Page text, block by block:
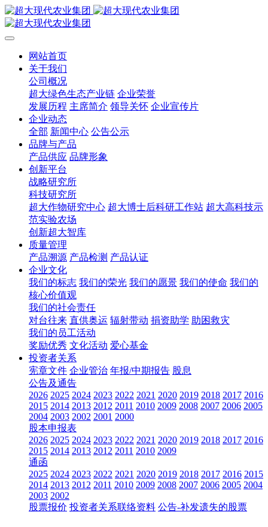
网站首页
关于我们
公司概况
超大绿色生态产业链 企业荣誉
发展历程 主席简介 领导关怀 企业宣传片
企业动态
全部 新闻中心 公告公示
品牌与产品
产品供应 品牌形象
创新平台
战略研究所
科技研究所
超大作物研究中心 超大博士后科研工作站 超大高科技示
范实验农场
创新超大智库
质量管理
产品溯源 产品检测 产品认证
企业文化
我们的标志 我们的荣光 我们的愿景 我们的使命 我们的
核心价值观
我们的社会责任
对台往来 直供奥运 辐射带动 捐资助学 助困救灾
我们的员工活动
奖励优秀 文化活动 爱心基金
投资者关系
宪章文件 企业管治 年报/中期报告 股息
公告及通告
2026 2025 2024 2023 2022 2021 2020 2019 2018 2017 2016
2015 2014 2013 2012 2011 2010 2009 2008 2007 2006 2005
2004 2003 2002 2001 2000
股本申报表
2026 2025 2024 2023 2022 2021 2020 2019 2018 2017 2016
2015 2014 2013 2012 2011 2010 2009
通函
2025 2024 2023 2022 2021 2020 2019 2018 2017 2016 2015
2014 2013 2012 2011 2010 2009 2008 2007 2006 2005 2004
2003 2002
股票报价 投资者关系联络资料 公告-补发遗失的股票